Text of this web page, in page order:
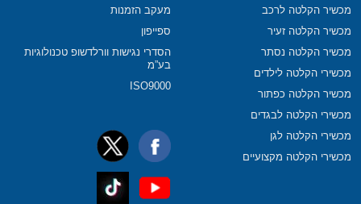
מכשיר הקלטה לרכב
מכשיר הקלטה זעיר
מכשיר הקלטה נסתר
מכשירי הקלטה לילדים
מכשיר הקלטה כפתור
מכשירי הקלטה לבגדים
מכשירי הקלטה לגן
מכשירי הקלטה מקצועיים
מעקב הזמנות
ספייפון
הסדרי נגישות וורלדשופ טכנולוגיות
בע”מ
ISO9000